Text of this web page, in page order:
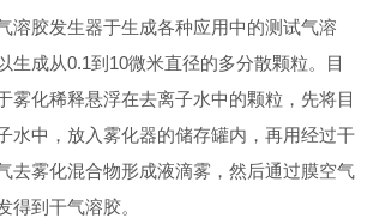
胶发生器于生成各种应用中的测试气溶
生成从0.1到10微米直径的多分散颗粒。目
雾化稀释悬浮在去离子水中的颗粒，先将目
水中，放入雾化器的储存罐内，再用经过干
去雾化混合物形成液滴雾，然后通过膜空气
得到干气溶胶。